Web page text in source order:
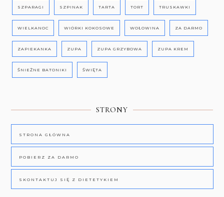
SZPARAGI SZPINAK TARTA TORT TRUSKAWKI
WIELKANOC WIÓRKI KOKOSOWE WOŁOWINA ZA DARMO
ZAPIEKANKA ZUPA ZUPA GRZYBOWA ZUPA KREM
ŚNIEŻNE BATONIKI ŚWIĘTA
STRONY
STRONA GŁÓWNA
POBIERZ ZA DARMO
SKONTAKTUJ SIĘ Z DIETETYKIEM